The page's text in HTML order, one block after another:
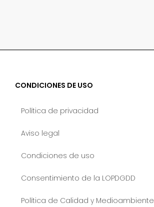
CONDICIONES DE USO
Política de privacidad
Aviso legal
Condiciones de uso
Consentimiento de la LOPDGDD
Política de Calidad y Medioambiente